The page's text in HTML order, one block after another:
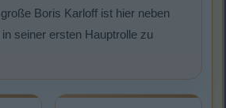
Boris Karloff ist hier neben
seiner ersten Hauptrolle zu